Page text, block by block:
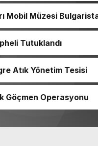
Mobil Müzesi
Tutuklandı
Atık Yönetim Tesisi
Göçmen Operasyonu